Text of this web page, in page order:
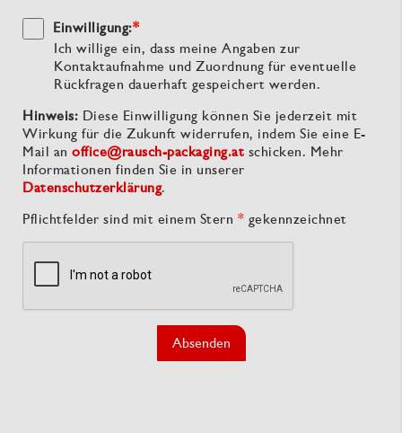
Einwilligung:*
Ich willige ein, dass meine Angaben zur
Kontaktaufnahme und Zuordnung für eventuelle
Rückfragen dauerhaft gespeichert werden.
Hinweis: Diese Einwilligung können Sie jederzeit mit
Wirkung für die Zukunft widerrufen, indem Sie eine E-
Mail an office@rausch-packaging.at schicken. Mehr
Informationen finden Sie in unserer
Datenschutzerklärung.
Pflichtfelder sind mit einem Stern * gekennzeichnet
Absenden